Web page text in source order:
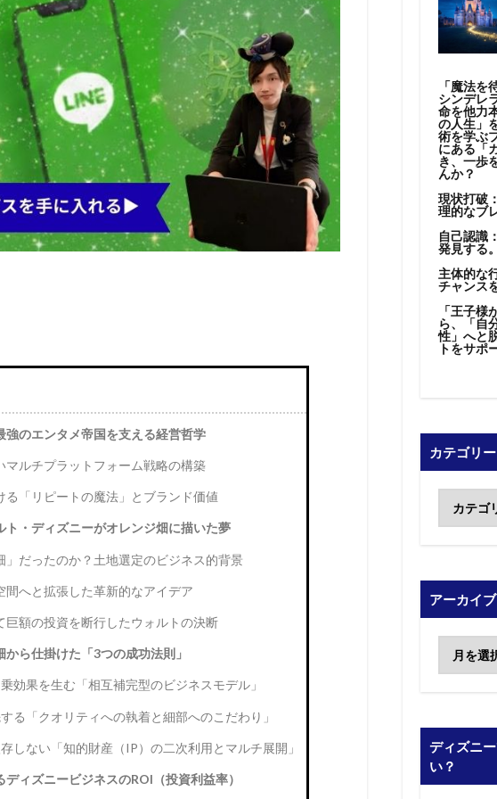
のエンタメ帝国を支える経営哲学
ルチプラットフォーム戦略の構築
「リピートの魔法」とブランド価値
・ディズニーがオレンジ畑に描いた夢
だったのか？土地選定のビジネス的背景
へと拡張した革新的なアイデア
額の投資を断行したウォルトの決断
ら仕掛けた「3つの成功法則」
効果を生む「相互補完型のビジネスモデル」
る「クオリティへの執着と細部へのこだわり」
しない「知的財産（IP）の二次利用とマルチ展開」
ィズニービジネスのROI（投資利益率）
「魔法を
シンデレ
命を他力
の人生」
術を学ぶ
にある「
き、一歩
んか？
現状打破：
理的なブ
自己認識：
発見する。
主体的な
チャンス
「王子様
ら、「自
性」へと
トをサポ
カテゴリー
アーカイブ
ディズニ
い？